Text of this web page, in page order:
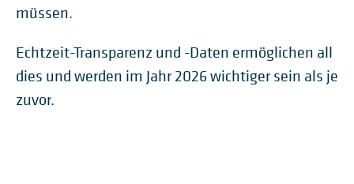
müssen.
Echtzeit-Transparenz und -Daten ermöglichen all
dies und werden im Jahr 2026 wichtiger sein als je
zuvor.